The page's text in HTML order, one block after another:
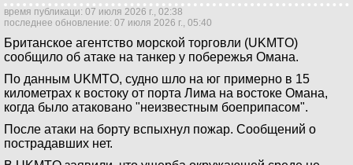
время публикаци: 07 июля 2026 г., 02:38
последнее обновление: 07 июля 2026 г., 05:40
Британское агентство морской торговли (UKMTO)
сообщило об атаке на танкер у побережья Омана.
По данным UKMTO, судно шло на юг примерно в 15
километрах к востоку от порта Лима на востоке Омана,
когда было атаковано "неизвестным боеприпасом".
После атаки на борту вспыхнул пожар. Сообщений о
пострадавших нет.